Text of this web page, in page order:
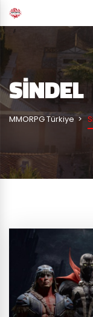
SINDEL
MMORPG Türkiye